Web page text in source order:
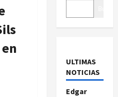
ULTIMAS
NOTICIAS
Edgar